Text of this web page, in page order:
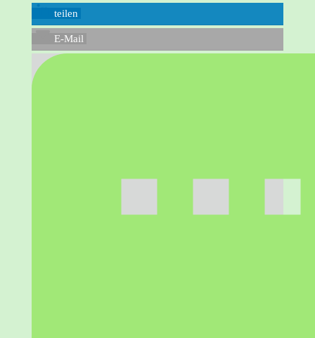
teilen
E-Mail